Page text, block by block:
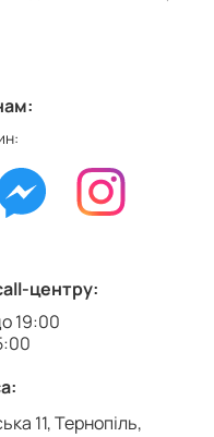
центру:
19:00
11, Тернопіль,